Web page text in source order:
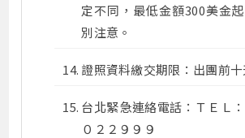
定不同，最低金額300美金
別注意。
證照資料繳交期限：出團前十
台北緊急連絡電話：ＴＥＬ
０２２９９９